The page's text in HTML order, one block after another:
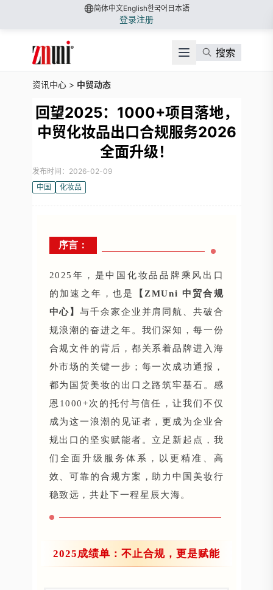
简体中文English한국어 日本語
登录注册
搜索
资讯中心 > 中贸动态
回望2025：1000+项目落地，
中贸化妆品出口合规服务2026
全面升级！
发布时间：2026-02-09
中国
化妆品
序言：
2025年，是中国化妆品品牌乘风出口
的加速之年，也是
【ZMUni 中贸合规
中心】与千余家企业并肩同航、共破合
规浪潮的奋进之年。我们深知，每一份
合规文件的背后，都关系着品牌进入海
外市场的关键一步；每一次成功通报，
都为国货美妆的出口之路筑牢基石。 感
恩1000+次的托付与信任，让我们不仅
成为这一浪潮的见证者，更成为企业合
规出口的坚实赋能者。立足新起点，我
们全面升级服务体系，以更精准、高
效、可靠的合规方案，助力中国美妆行
稳致远，共赴下一程星辰大海。
2025成绩单：不止合规，更是赋能